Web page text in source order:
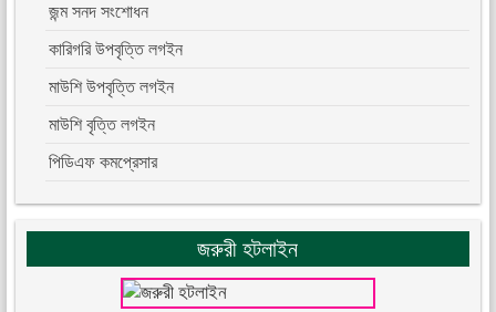
জন্ম সনদ সংশোধন
কারিগরি উপবৃত্তি লগইন
মাউশি উপবৃত্তি লগইন
মাউশি বৃত্তি লগইন
পিডিএফ কমপ্রেসার
জরুরী হটলাইন